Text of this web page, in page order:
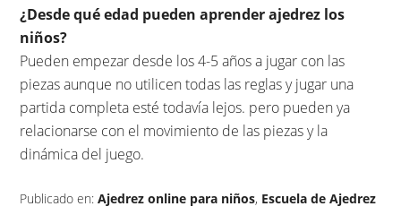
¿Desde qué edad pueden aprender ajedrez los
niños?
Pueden empezar desde los 4-5 años a jugar con las
piezas aunque no utilicen todas las reglas y jugar una
partida completa esté todavía lejos. pero pueden ya
relacionarse con el movimiento de las piezas y la
dinámica del juego.
Publicado en:Ajedrez online para niños, Escuela de Ajedrez